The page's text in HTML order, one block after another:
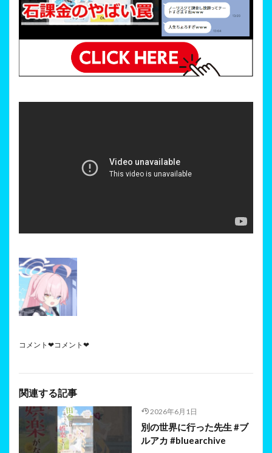
コメント❤コメント❤
関連する記事
2026年6月1日
別の世界に行った先生 #ブ
ルアカ #bluearchive